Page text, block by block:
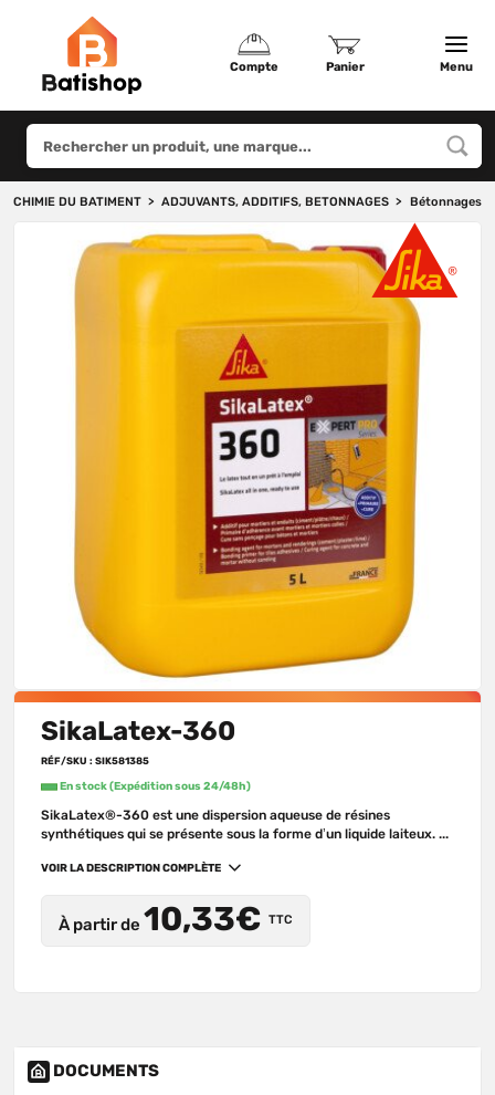
Compte Panier Menu
CHIMIE DU BATIMENT ADJUVANTS, ADDITIFS, BETONNAGES Bétonnages
SikaLatex-360
RÉF/SKU : SIK581385
En stock (Expédition sous 24/48h)
SikaLatex®-360 est une dispersion aqueuse de résines
synthétiques qui se présente sous la forme d’un liquide laiteux. ...
VOIR LA DESCRIPTION COMPLÈTE
À partir de 10,33€TTC
DOCUMENTS